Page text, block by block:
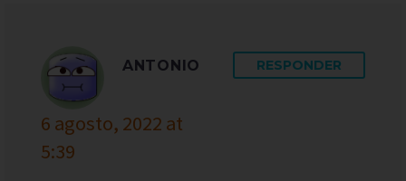
ANTONIO
6 agosto, 2022 at
5:39
RESPONDER